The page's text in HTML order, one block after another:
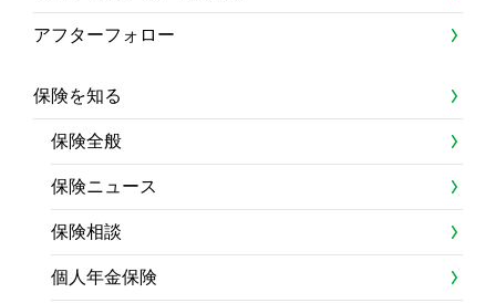
アフターフォロー
保険を知る
保険全般
保険ニュース
保険相談
個人年金保険